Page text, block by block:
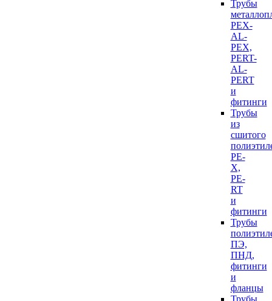
Трубы
PEX-
AL-
PEX,
PERT-
AL-
PERT
и
фитинги
Трубы
из
сшитого
PE-
X,
PE-
RT
и
фитинги
Трубы
ПЭ,
ПНД,
фитинги
и
фланцы
Трубы